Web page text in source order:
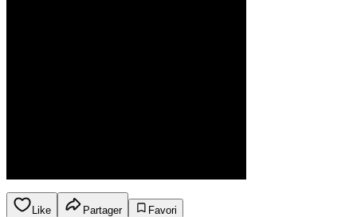
Like Partager
Favori